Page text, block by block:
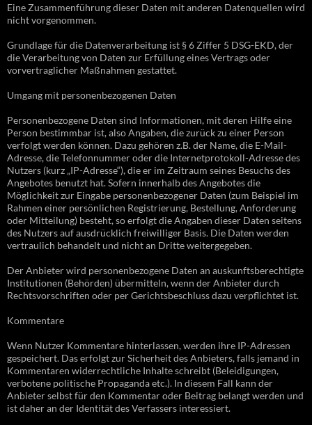
Eine Zusammenführung dieser Daten mit anderen Datenquellen wird
nicht vorgenommen.
Grundlage für die Datenverarbeitung ist § 6 Ziffer 5 DSG-EKD, der
die Verarbeitung von Daten zur Erfüllung eines Vertrags oder
vorvertraglicher Maßnahmen gestattet.
Umgang mit personenbezogenen Daten
Personenbezogene Daten sind Informationen, mit deren Hilfe eine
Person bestimmbar ist, also Angaben, die zurück zu einer Person
verfolgt werden können. Dazu gehören z.B. der Name, die E-Mail-
Adresse, die Telefonnummer oder die Internetprotokoll-Adresse des
Nutzers (kurz „IP-Adresse“), die er im Zeitraum seines Besuchs des
Angebotes benutzt hat. Sofern innerhalb des Angebotes die
Möglichkeit zur Eingabe personenbezogener Daten (zum Beispiel im
Rahmen einer persönlichen Registrierung, Bestellung, Anforderung
oder Mitteilung) besteht, so erfolgt die Angaben dieser Daten seitens
des Nutzers auf ausdrücklich freiwilliger Basis. Die Daten werden
vertraulich behandelt und nicht an Dritte weitergegeben.
Der Anbieter wird personenbezogene Daten an auskunftsberechtigte
Institutionen (Behörden) übermitteln, wenn der Anbieter durch
Rechtsvorschriften oder per Gerichtsbeschluss dazu verpflichtet ist.
Kommentare
Wenn Nutzer Kommentare hinterlassen, werden ihre IP-Adressen
gespeichert. Das erfolgt zur Sicherheit des Anbieters, falls jemand in
Kommentaren widerrechtliche Inhalte schreibt (Beleidigungen,
verbotene politische Propaganda etc.). In diesem Fall kann der
Anbieter selbst für den Kommentar oder Beitrag belangt werden und
ist daher an der Identität des Verfassers interessiert.